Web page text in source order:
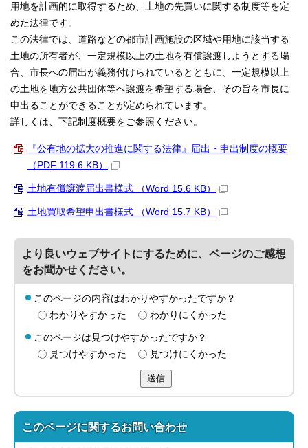
用地を計画的に取得するため、土地の先買いに関する制度等を定
めた法律です。
この法律では、道路などの都市計画施設の区域や用地に該当する
土地の所有者が、一定規模以上の土地を有償譲渡しようとする場
合、市長への届出が義務付けられているとともに、一定規模以上
の土地を地方公共団体等へ譲渡を希望する場合、その旨を市長に
申出ることができることが定められています。
詳しくは、下記制度概要をご参照ください。
『公有地の拡大の推進に関する法律』届出・申出制度の概要
（PDF 119.6 KB）
土地有償譲渡届出書様式 （Word 15.6 KB）
土地買取希望申出書様式 （Word 15.7 KB）
より良いウェブサイトにするために、ページのご感想
をお聞かせください。
このページの内容はわかりやすかったですか？
わかりやすかった
わかりにくかった
このページは見つけやすかったですか？
見つけやすかった
見つけにくかった
送信
このページに関するお問い合わせ